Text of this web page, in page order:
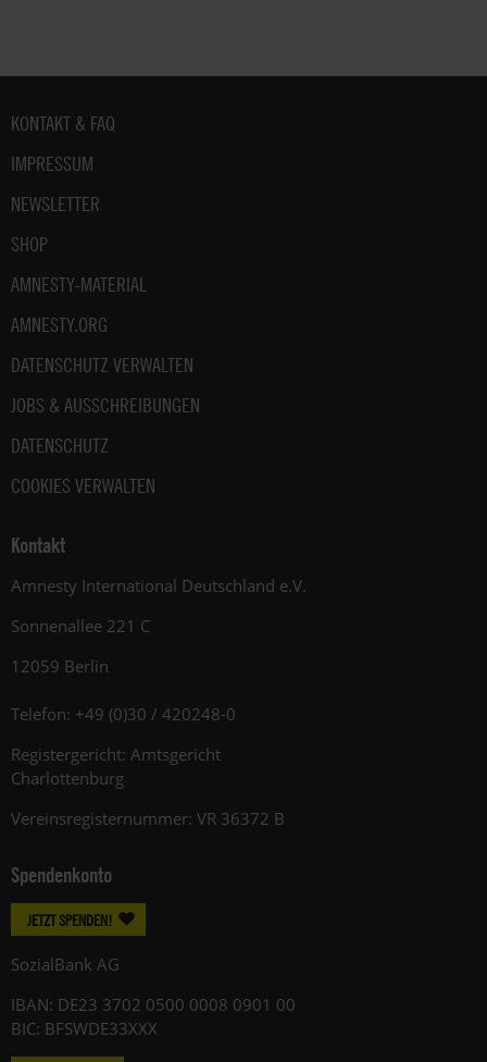
Fußbereich
KONTAKT & FAQ
IMPRESSUM
NEWSLETTER
SHOP
AMNESTY-MATERIAL
AMNESTY.ORG
DATENSCHUTZ VERWALTEN
JOBS & AUSSCHREIBUNGEN
DATENSCHUTZ
COOKIES VERWALTEN
Kontakt
Amnesty International Deutschland e.V.
Sonnenallee 221 C
12059 Berlin
Telefon: +49 (0)30 / 420248-0
Registergericht: Amtsgericht
Charlottenburg
Vereinsregisternummer: VR 36372 B
Spendenkonto
JETZT SPENDEN!
SozialBank AG
IBAN: DE23 3702 0500 0008 0901 00
BIC: BFSWDE33XXX